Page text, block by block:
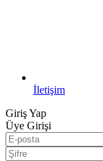
İletişim
Giriş Yap
Üye Girişi